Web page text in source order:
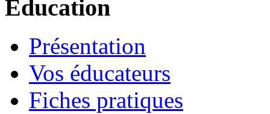
Education
Présentation
Vos éducateurs
Fiches pratiques